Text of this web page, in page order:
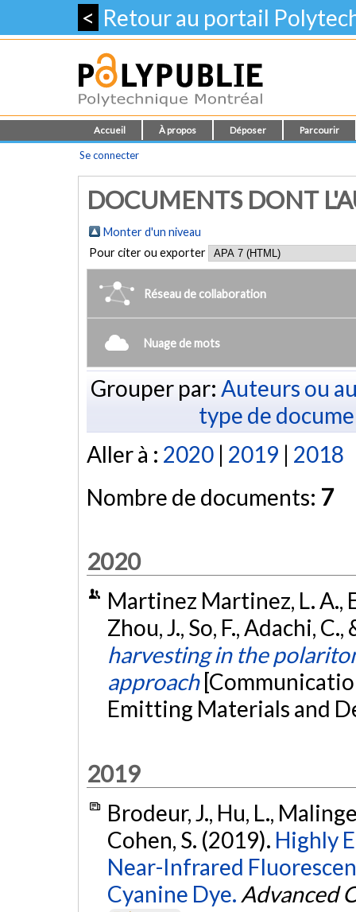
< Retour au portail
Accueil À propos Déposer Parcourir
Se connecter
DOCUMENTS DONT
Monter d'un niveau
Pour citer ou exporter
Réseau de collaboration
Nuage de mots
Grouper par: Auteurs ou
type de
Aller à : 2020 | 2019 | 2018
Nombre de documents: 7
2020
Martinez Martinez, L. A.,
Zhou, J., So, F., Adachi,
harvesting in the
approach
Emitting Materials and
2019
Brodeur, J., Hu, L.,
Cohen, S. (2019). Highly
Near-Infrared
Cyanine Dye. Advanced